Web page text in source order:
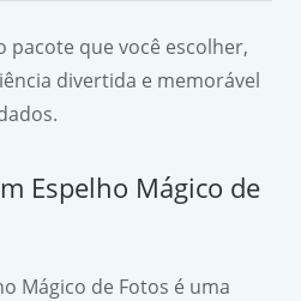
que você escolher,
divertida e memorável
Espelho Mágico de
Mágico de Fotos é uma